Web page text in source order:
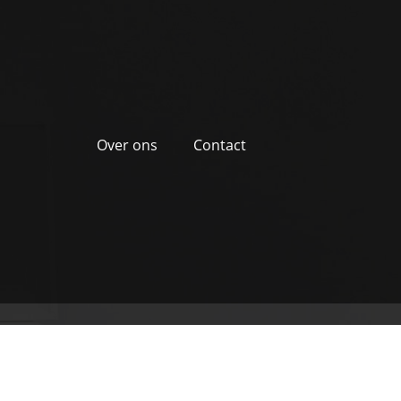
Over ons Contact